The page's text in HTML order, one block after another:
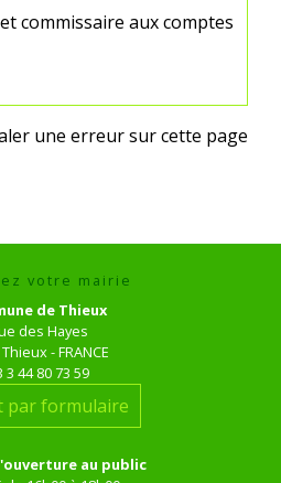
commissaire aux comptes
une erreur sur cette page
votre mairie
de Thieux
des Hayes
- FRANCE
3 44 80 73 59
par formulaire
au public